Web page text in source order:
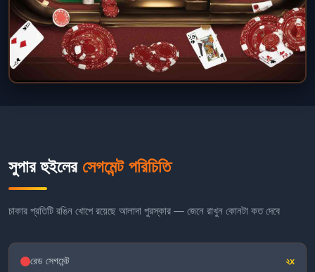
সুপার হুইলের সেগমেন্ট পরিচিতি
চাকার প্রতিটি রঙিন খোপে রয়েছে আলাদা পুরস্কার — জেনে রাখুন কোনটা কত দেবে
রেড সেগমেন্ট ২x